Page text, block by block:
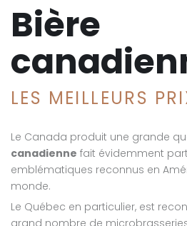
Bière
LES MEILLEURS
Le Canada produit une grande
canadienne fait évidemment
emblématiques reconnus en
monde.
Le Québec en particulier, est
grand nombre de